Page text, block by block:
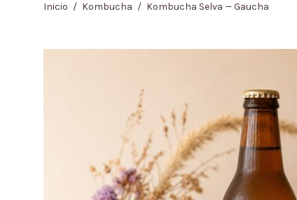
Inicio / Kombucha / Kombucha Selva — Gaucha